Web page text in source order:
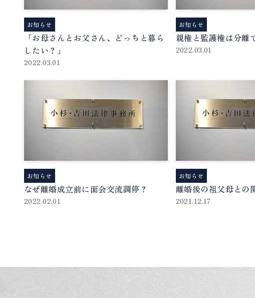
「お母さんとお父さん、どっちと暮ら
したい？」
2022.03.01
お知らせ
親権と監護権は分離
2022.03.01
お知らせ
なぜ離婚成立前に面会交流調停？
2022.02.01
お知らせ
離婚後の祖父母との
2021.12.17
お知らせ